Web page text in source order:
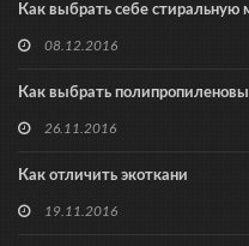
Как выбрать себе стиральную
08.12.2016
Как выбрать
26.11.2016
Как отличить экоткани
19.11.2016